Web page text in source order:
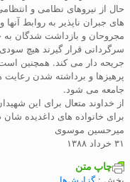
حال از نیروهای نظامی و
های جبران ناپذیر به روابط
مجروحان و بازداشت شدگان به
سرگردانی قرار گیرند هیچ
جریحه دار می کند. همچنین
پرهیزها و برداشته شدن رعایت
جامعه می شود.
از خداوند متعال برای این
برای خانواده های داغدیده شان
میرحسین موسوی
۳۱ خرداد ۱۳۸۸
چاپ متن